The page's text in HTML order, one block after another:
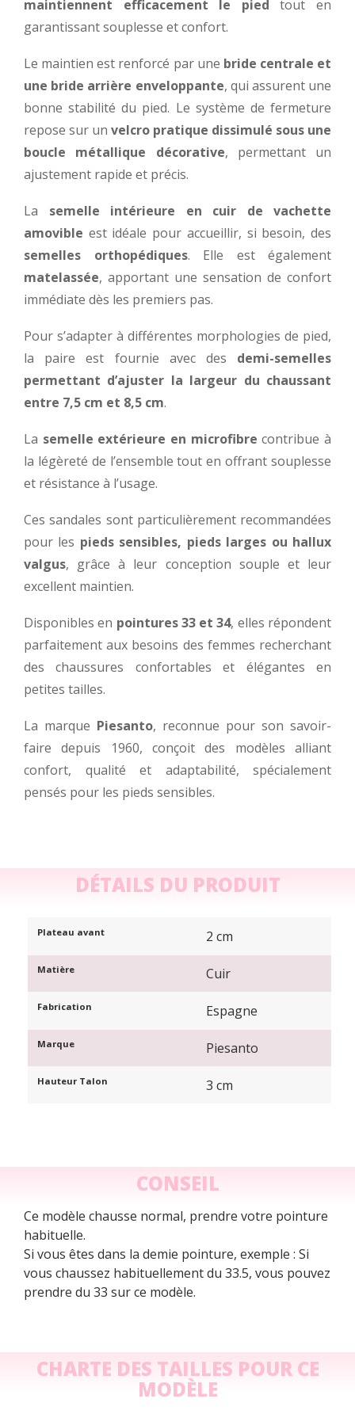
maintiennent efficacement le pied
tout en
garantissant souplesse et confort.
Le maintien est renforcé par une bride centrale et
une bride arrière enveloppante, qui assurent une
bonne stabilité du pied. Le système de fermeture
repose sur un velcro pratique dissimulé sous une
boucle métallique décorative, permettant un
ajustement rapide et précis.
La semelle intérieure en cuir de vachette
amovible est idéale pour accueillir, si besoin, des
semelles orthopédiques. Elle est également
matelassée, apportant une sensation de confort
immédiate dès les premiers pas.
Pour s’adapter à différentes morphologies de pied,
la paire est fournie avec des demi-semelles
permettant d’ajuster la largeur du chaussant
entre 7,5 cm et 8,5 cm.
La semelle extérieure en microfibre contribue à
la légèreté de l’ensemble tout en offrant souplesse
et résistance à l’usage.
Ces sandales sont particulièrement recommandées
pour les pieds sensibles, pieds larges ou hallux
valgus, grâce à leur conception souple et leur
excellent maintien.
Disponibles en pointures 33 et 34, elles répondent
parfaitement aux besoins des femmes recherchant
des chaussures confortables et élégantes en
petites tailles.
La marque Piesanto, reconnue pour son savoir-
faire depuis 1960, conçoit des modèles alliant
confort, qualité et adaptabilité, spécialement
pensés pour les pieds sensibles.
DÉTAILS DU PRODUIT
Plateau avant 2 cm
Matière Cuir
Fabrication Espagne
Marque Piesanto
Hauteur Talon 3 cm
CONSEIL
Ce modèle chausse normal, prendre votre pointure
habituelle.
Si vous êtes dans la demie pointure, exemple : Si
vous chaussez habituellement du 33.5, vous pouvez
prendre du 33 sur ce modèle.
CHARTE DES TAILLES POUR CE
MODÈLE